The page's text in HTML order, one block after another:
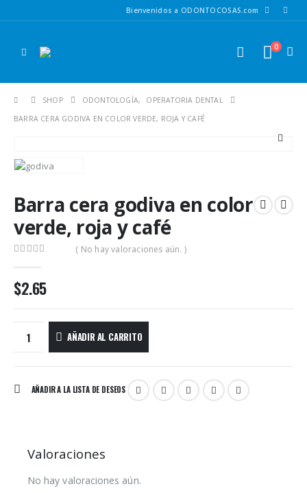
Bienvenidos a ODONTOCOSAS.com
0
SHOP ODONTOLOGÍA,
OPERATORIA DENTAL
BARRA CERA GODIVA EN COLOR VERDE, ROJA Y CAFÉ
Barra cera godiva en color
verde, roja y café
( No hay valoraciones aún. )
$2.65
AÑADIR AL CARRITO
AÑADIR A LA LISTA DE DESEOS
Valoraciones
No hay valoraciones aún.